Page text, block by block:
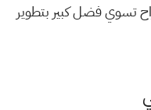
بـ 1 الف دينار راح تسوي فضل كبير بتطوير